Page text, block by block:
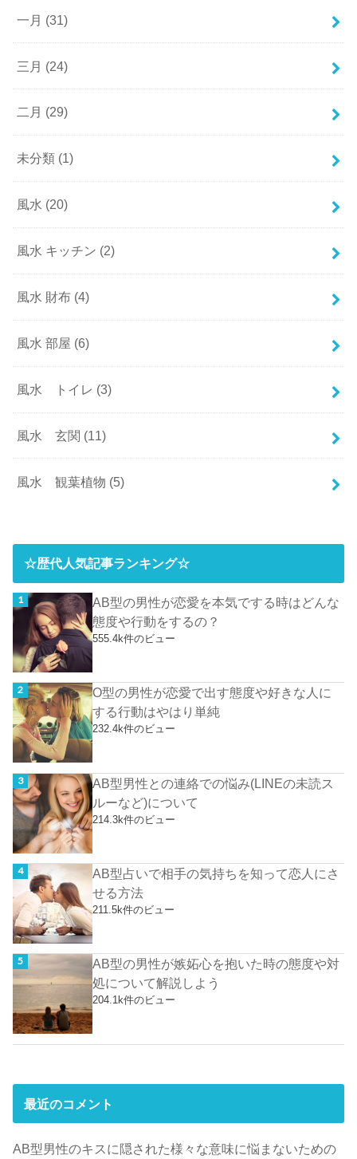
一月 (31)
三月 (24)
二月 (29)
未分類 (1)
風水 (20)
風水 キッチン (2)
風水 財布 (4)
風水 部屋 (6)
風水 トイレ (3)
風水 玄関 (11)
風水 観葉植物 (5)
☆歴代人気記事ランキング☆
AB型の男性が恋愛を本気でする時はどんな
態度や行動をするの？
555.4k件のビュー
O型の男性が恋愛で出す態度や好きな人に
する行動はやはり単純
232.4k件のビュー
AB型男性との連絡での悩み(LINEの未読ス
ルーなど)について
214.3k件のビュー
AB型占いで相手の気持ちを知って恋人にさ
せる方法
211.5k件のビュー
AB型の男性が嫉妬心を抱いた時の態度や対
処について解説しよう
204.1k件のビュー
最近のコメント
AB型男性のキスに隠された様々な意味に悩まないための